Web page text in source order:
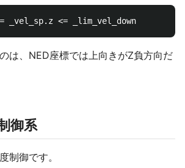
は、NED座標では上向きがZ負方向だ
御系
制御です。